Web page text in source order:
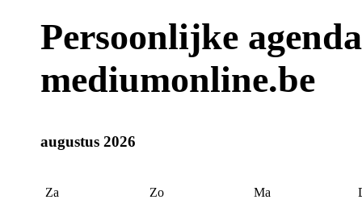
Persoonlijke
mediumonline.be
augustus 2026
Za Zo Ma